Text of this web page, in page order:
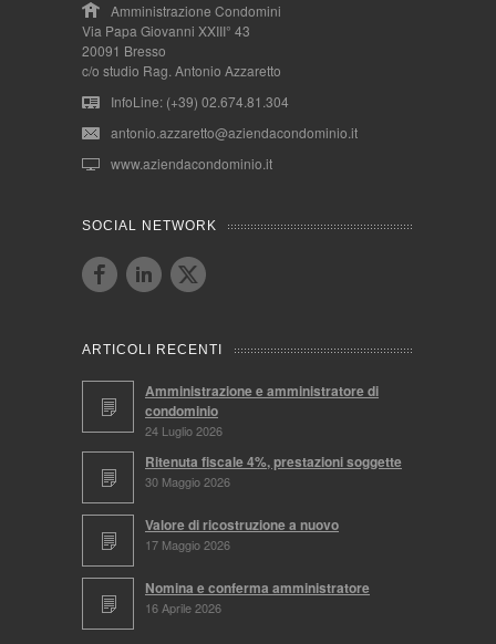
Amministrazione Condomini
Via Papa Giovanni XXIII° 43
20091 Bresso
c/o studio Rag. Antonio Azzaretto
InfoLine: (+39) 02.674.81.304
antonio.azzaretto@aziendacondominio.it
www.aziendacondominio.it
SOCIAL NETWORK
ARTICOLI RECENTI
Amministrazione e amministratore di
condominio
24 Luglio 2026
Ritenuta fiscale 4%, prestazioni soggette
30 Maggio 2026
Valore di ricostruzione a nuovo
17 Maggio 2026
Nomina e conferma amministratore
16 Aprile 2026